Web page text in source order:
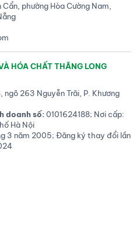
phường Hòa Cường Nam,
HÓA CHẤT THĂNG LONG
ngõ 263 Nguyễn Trãi, P. Khương
doanh số:0101624188; Nơi cấp:
Hà Nội
3 năm 2005; Đăng ký thay đổi lần